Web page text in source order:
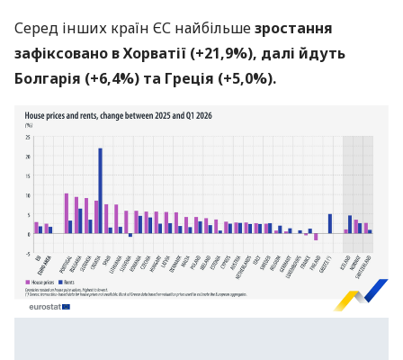
Серед інших країн ЄС найбільшезростання
зафіксовано в Хорватії (+21,9%), далі йдуть
Болгарія (+6,4%) та Греція (+5,0%).